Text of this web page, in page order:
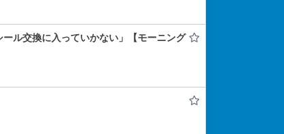
ル交換に入っていかない」【モーニング